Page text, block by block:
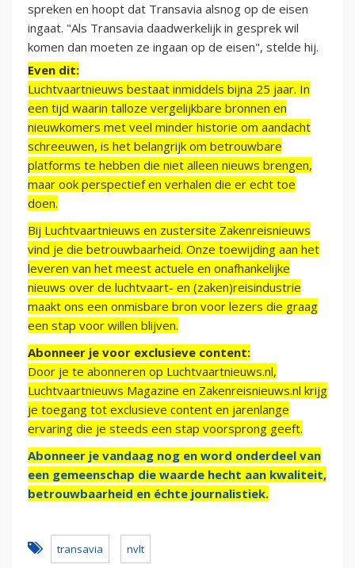
spreken en hoopt dat Transavia alsnog op de eisen
ingaat. "Als Transavia daadwerkelijk in gesprek wil
komen dan moeten ze ingaan op de eisen", stelde hij.
Even dit:
Luchtvaartnieuws bestaat inmiddels bijna 25 jaar. In
een tijd waarin talloze vergelijkbare bronnen en
nieuwkomers met veel minder historie om aandacht
schreeuwen, is het belangrijk om betrouwbare
platforms te hebben die niet alleen nieuws brengen,
maar ook perspectief en verhalen die er echt toe
doen.
Bij Luchtvaartnieuws en zustersite Zakenreisnieuws
vind je die betrouwbaarheid. Onze toewijding aan het
leveren van het meest actuele en onafhankelijke
nieuws over de luchtvaart- en (zaken)reisindustrie
maakt ons een onmisbare bron voor lezers die graag
een stap voor willen blijven.
Abonneer je voor exclusieve content:
Door je te abonneren op Luchtvaartnieuws.nl,
Luchtvaartnieuws Magazine en Zakenreisnieuws.nl krijg
je toegang tot exclusieve content en jarenlange
ervaring die je steeds een stap voorsprong geeft.
Abonneer je vandaag nog en word onderdeel van
een gemeenschap die waarde hecht aan kwaliteit,
betrouwbaarheid en échte journalistiek.
transavia nvlt